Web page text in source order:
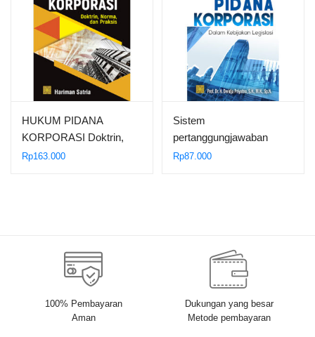
HUKUM PIDANA
KORPORASI Doktrin,
Norma, dan Praksis.
Rp163.000
Sistem
pertanggungjawaban
pidana korporasi dalam
Rp87.000
100% Pembayaran
Aman
Dukungan yang besar
Metode pembayaran